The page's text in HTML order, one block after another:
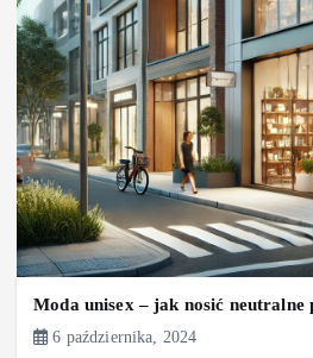
Moda unisex – jak nosić neutralne
6 października, 2024